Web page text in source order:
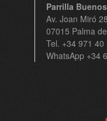
Parrilla
Av. Joan Miró
07015 Palma
Tel. +34 971 40
WhatsApp +34